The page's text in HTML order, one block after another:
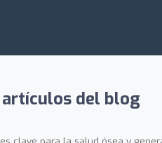
del blog